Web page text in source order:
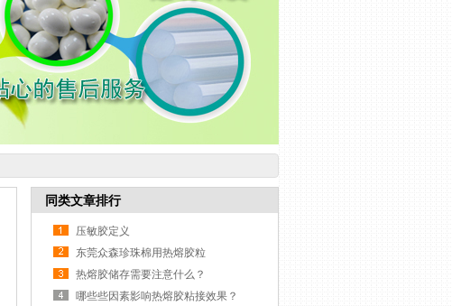
同类文章排行
压敏胶定义
东莞众森珍珠棉用热熔胶粒
热熔胶储存需要注意什么？
哪些些因素影响热熔胶粘接效果？